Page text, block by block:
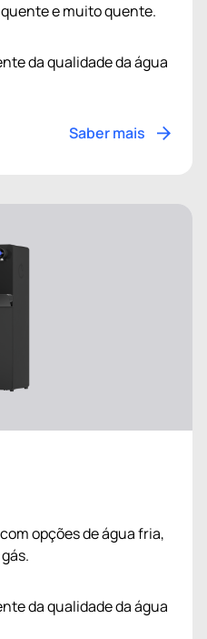
e muito quente.
da qualidade da água
Saber mais
opções de água fria,
da qualidade da água